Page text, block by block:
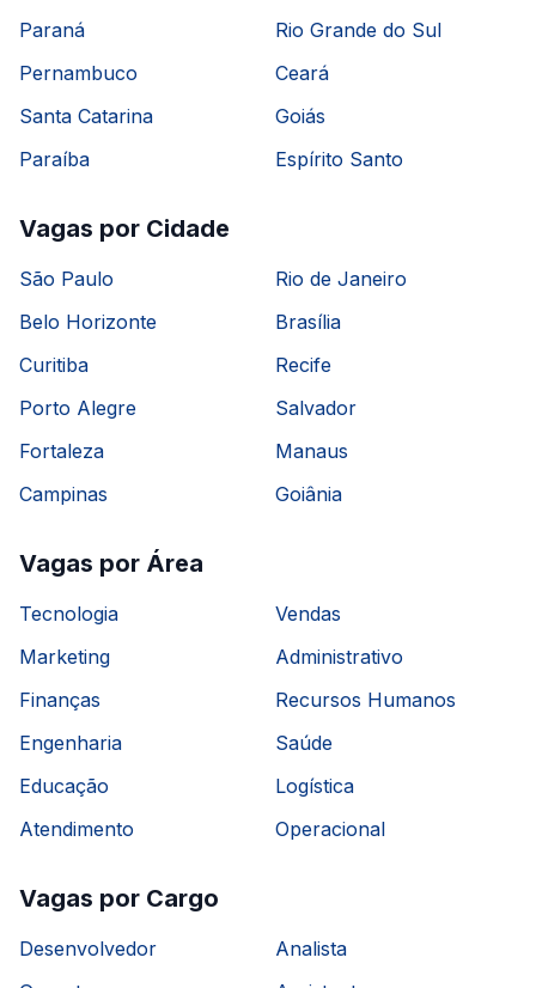
Paraná
Rio Grande do Sul
Pernambuco
Ceará
Santa Catarina
Goiás
Paraíba
Espírito Santo
Vagas por Cidade
São Paulo
Rio de Janeiro
Belo Horizonte
Brasília
Curitiba
Recife
Porto Alegre
Salvador
Fortaleza
Manaus
Campinas
Goiânia
Vagas por Área
Tecnologia
Vendas
Marketing
Administrativo
Finanças
Recursos Humanos
Engenharia
Saúde
Educação
Logística
Atendimento
Operacional
Vagas por Cargo
Desenvolvedor
Analista